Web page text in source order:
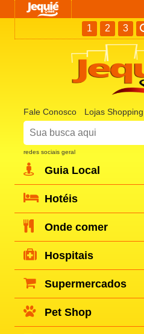
1 2 3
Fale Conosco Lojas Shopping
redes sociais geral
Guia Local
Hotéis
Onde comer
Hospitais
Supermercados
Pet Shop